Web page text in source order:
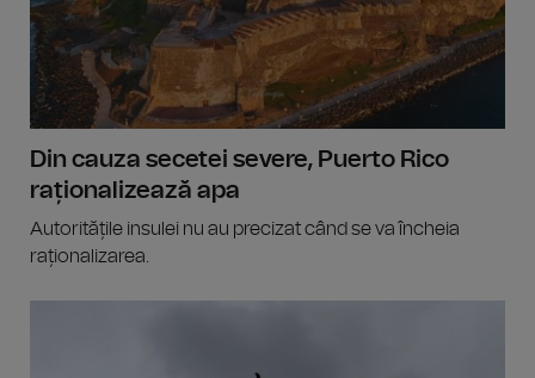
Din cauza secetei severe, Puerto Rico
raționalizează apa
Autoritățile insulei nu au precizat când se va încheia
raționalizarea.